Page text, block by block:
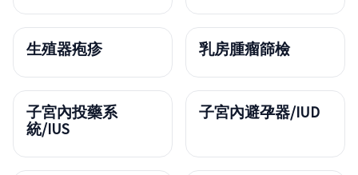
生殖器疱疹 乳房腫瘤篩檢
子宮內投藥系
統/IUS
子宮內避孕器/IUD